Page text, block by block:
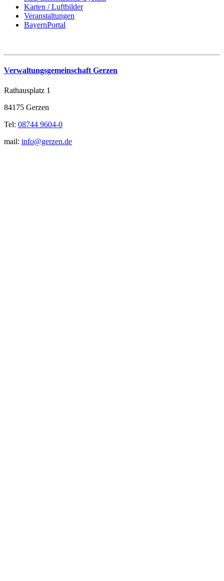
Karten / Luftbilder
Veranstaltungen
BayernPortal
Verwaltungsgemeinschaft Gerzen
Rathausplatz 1
84175 Gerzen
Tel: 08744 9604-0
mail: info@gerzen.de